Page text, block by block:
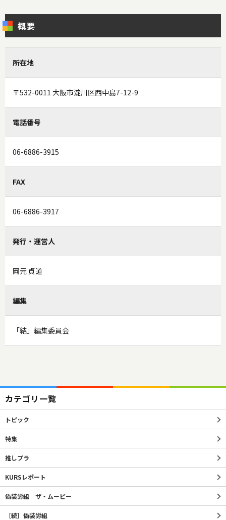
概要
所在地
〒532-0011 大阪市淀川区西中島7-12-9
電話番号
06-6886-3915
FAX
06-6886-3917
発行・運営人
岡元 貞道
編集
「結」編集委員会
カテゴリ一覧
トピック
特集
推しプラ
KURSレポート
偽装労組 ザ・ムービー
［続］偽装労組